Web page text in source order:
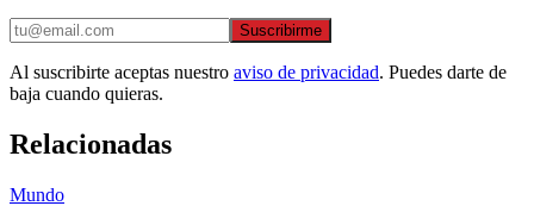
Suscribirme
Al suscribirte aceptas nuestro aviso de privacidad. Puedes darte de
baja cuando quieras.
Relacionadas
Mundo